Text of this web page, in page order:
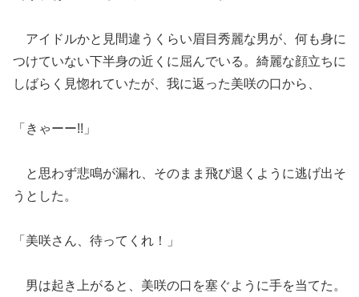
アイドルかと見間違うくらい眉目秀麗な男が、何も身に
つけていない下半身の近くに屈んでいる。綺麗な顔立ちに
しばらく見惚れていたが、我に返った美咲の口から、
「きゃーー!!」
と思わず悲鳴が漏れ、そのまま飛び退くように逃げ出そ
うとした。
「美咲さん、待ってくれ！」
男は起き上がると、美咲の口を塞ぐように手を当てた。